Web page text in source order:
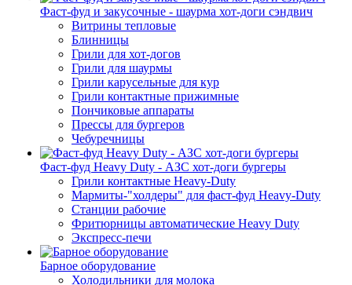
Фаст-фуд и закусочные - шаурма хот-доги сэндвич
Витрины тепловые
Блинницы
Грили для хот-догов
Грили для шаурмы
Грили карусельные для кур
Грили контактные прижимные
Пончиковые аппараты
Прессы для бургеров
Чебуречницы
Фаст-фуд Heavy Duty - АЗС хот-доги бургеры
Грили контактные Heavy-Duty
Мармиты-"холдеры" для фаст-фуд Heavy-Duty
Станции рабочие
Фритюрницы автоматические Heavy Duty
Экспресс-печи
Барное оборудование
Холодильники для молока